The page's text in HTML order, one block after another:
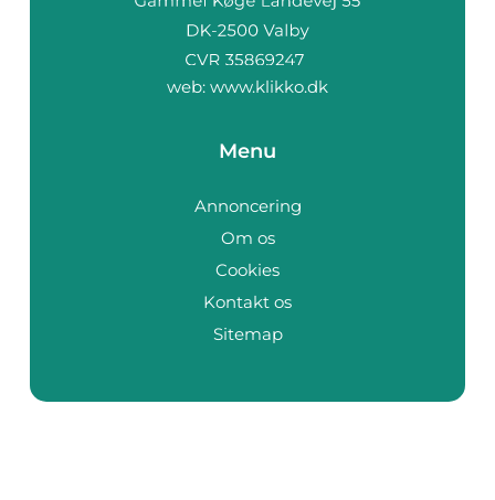
web: www.klikko.dk
Menu
Annoncering
Om os
Cookies
Kontakt os
Sitemap